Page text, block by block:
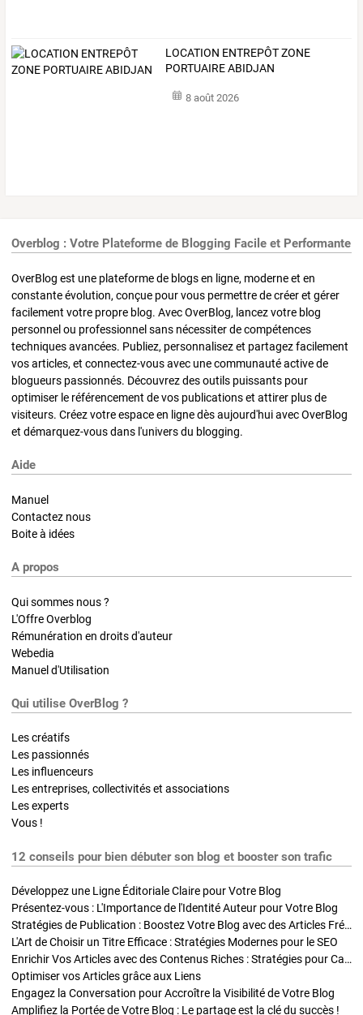
LOCATION ENTREPÔT ZONE
PORTUAIRE ABIDJAN
8 août 2026
Overblog : Votre Plateforme de Blogging Facile et Performante
OverBlog est une plateforme de blogs en ligne, moderne et en
constante évolution, conçue pour vous permettre de créer et gérer
facilement votre propre blog. Avec OverBlog, lancez votre blog
personnel ou professionnel sans nécessiter de compétences
techniques avancées. Publiez, personnalisez et partagez facilement
vos articles, et connectez-vous avec une communauté active de
blogueurs passionnés. Découvrez des outils puissants pour
optimiser le référencement de vos publications et attirer plus de
visiteurs. Créez votre espace en ligne dès aujourd'hui avec OverBlog
et démarquez-vous dans l'univers du blogging.
Aide
Manuel
Contactez nous
Boite à idées
A propos
Qui sommes nous ?
L'Offre Overblog
Rémunération en droits d'auteur
Webedia
Manuel d'Utilisation
Qui utilise OverBlog ?
Les créatifs
Les passionnés
Les influenceurs
Les entreprises, collectivités et associations
Les experts
Vous !
12 conseils pour bien débuter son blog et booster son trafic
Développez une Ligne Éditoriale Claire pour Votre Blog
Présentez-vous : L'Importance de l'Identité Auteur pour Votre Blog
Stratégies de Publication : Boostez Votre Blog avec des Articles Fréquents et Exclusifs
L'Art de Choisir un Titre Efficace : Stratégies Modernes pour le SEO
Enrichir Vos Articles avec des Contenus Riches : Stratégies pour Captiver et Optimiser
Optimiser vos Articles grâce aux Liens
Engagez la Conversation pour Accroître la Visibilité de Votre Blog
Amplifiez la Portée de Votre Blog : Le partage est la clé du succès !